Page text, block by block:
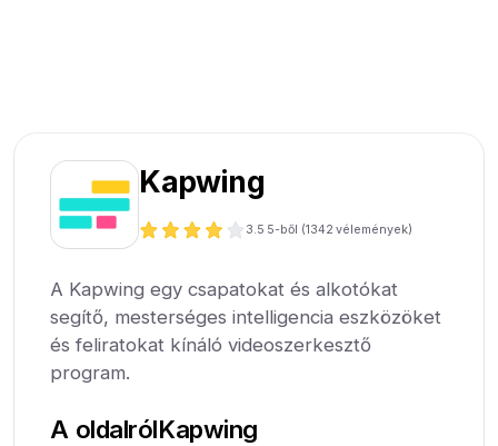
Kapwing
3.5 5-ből (1342 vélemények)
A Kapwing egy csapatokat és alkotókat
segítő, mesterséges intelligencia eszközöket
és feliratokat kínáló videoszerkesztő
program.
A oldalrólKapwing